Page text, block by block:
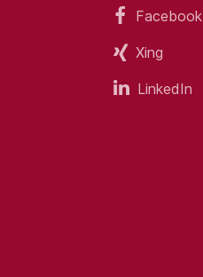
Absicherung
Facebook
Xing
LinkedIn